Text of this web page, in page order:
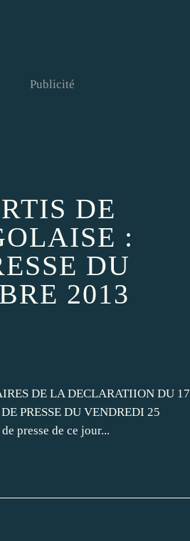
Publicité
DE
:
DU
2013
DE LA DECLARATIION DU 17
PRESSE DU VENDREDI 25
presse de ce jour...